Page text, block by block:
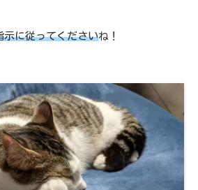
示に従ってくださいね！